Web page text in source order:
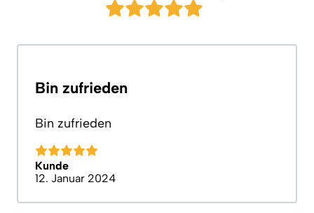
Bin zufrieden
Bin zufrieden
Kunde
12. Januar 2024